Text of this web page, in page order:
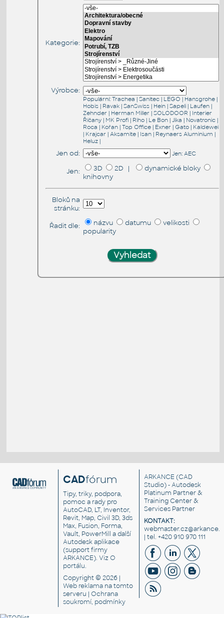
Kategorie:
Výrobce:
Populární: Trachea | Sanitec| LEGO | Hansgrohe|
Hobis| Ravak| SanSwiss| Hein| Sapeli| Laufen|
Zehnder | Herman Miller | SOLODOOR | Interier
Říčany| MK Profi| Riho| Le Bon| Jika | Novatronic|
Roca | Kořan| Top Office| Exner | Gato| Kaldewei
| Krajcar | Aksamite| Isan| Reynaers Aluminium |
Heluz|
Jen od: Jen: AEC
Jen: 3D 2D |
dynamické bloky
knihovny
Bloků na
stránku:
Řadit dle: názvu datumu
velikosti
popularity
CADfórum
Tipy, triky, podpora,
pomoc a rady pro
AutoCAD, LT, Inventor,
Revit, Map, Civil 3D, 3ds
Max, Fusion, Forma,
Vault, PowerMill a další
Autodesk aplikace
(support firmy
ARKANCE). VizO
portálu.
Copyright © 2026 |
Web reklama na tomto
serveru |Ochrana
soukromí, podmínky
ARKANCE (CAD
Studio) - Autodesk
Platinum Partner &
Training Center &
Services Partner
KONTAKT:
| tel. +420 910 970 111